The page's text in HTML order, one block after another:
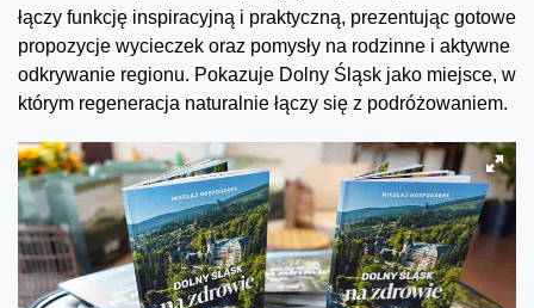
łączy funkcję inspiracyjną i praktyczną, prezentując gotowe
propozycje wycieczek oraz pomysły na rodzinne i aktywne
odkrywanie regionu. Pokazuje Dolny Śląsk jako miejsce, w
którym regeneracja naturalnie łączy się z podróżowaniem.